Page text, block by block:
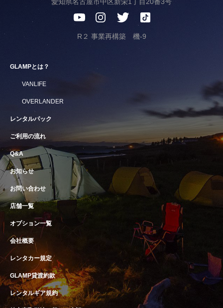
R２ 事業再構築 機-9
GLAMPとは？
VANLIFE
OVERLANDER
レンタルパック
ご利用の流れ
Q&A
お知らせ
お問い合わせ
店舗一覧
オプション一覧
会社概要
レンタカー規定
GLAMP貸渡約款
レンタルギア規約